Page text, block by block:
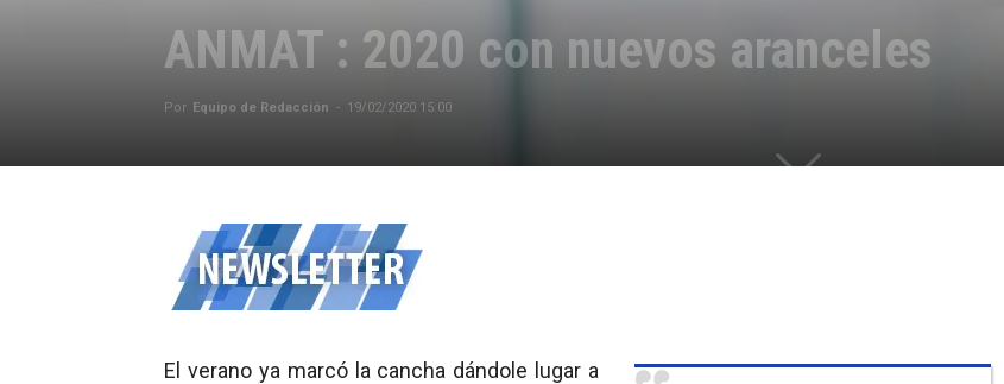
ANMAT : 2020 con nuevos aranceles
Por Equipo de Redacción - 19/02/2020 15:00
El verano ya marcó la cancha dándole lugar a